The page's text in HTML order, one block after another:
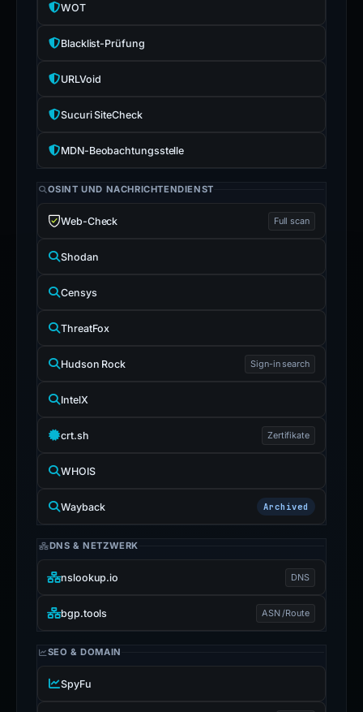
WOT
Blacklist-Prüfung
URLVoid
Sucuri SiteCheck
MDN-Beobachtungsstelle
OSINT UND NACHRICHTENDIENST
Web-Check Full scan
Shodan
Censys
ThreatFox
Hudson Rock Sign-in search
IntelX
crt.sh Zertifikate
WHOIS
Wayback Archived
DNS & NETZWERK
nslookup.io DNS
bgp.tools ASN /Route
SEO & DOMAIN
SpyFu